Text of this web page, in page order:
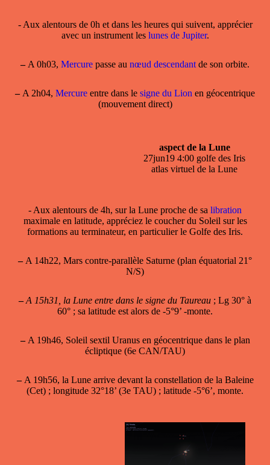
- Aux alentours de 0h et dans les heures qui suivent, apprécier
avec un instrument les lunes de Jupiter.
–A 0h03, Mercure passe au nœud descendant de son orbite.
–A 2h04, Mercure entre dans le signe du Lion en géocentrique
(mouvement direct)
aspect de la Lune
27jun19 4:00 golfe des Iris
atlas virtuel de la Lune
- Aux alentours de 4h, sur la Lune proche de sa libration
maximale en latitude, appréciez le coucher du Soleil sur les
formations au terminateur, en particulier le Golfe des Iris.
–A 14h22, Mars contre-parallèle Saturne (plan équatorial 21°
N/S)
– A 15h31, la Lune entre dans le signe du Taureau ; Lg 30° à
60° ; sa latitude est alors de -5°9’ -monte.
–A 19h46, Soleil sextil Uranus en géocentrique dans le plan
écliptique (6e CAN/TAU)
–A 19h56, la Lune arrive devant la constellation de la Baleine
(Cet) ; longitude 32°18’ (3e TAU) ; latitude -5°6’, monte.